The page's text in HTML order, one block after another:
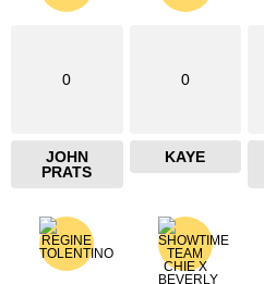
0
JOHN
PRATS
0
KAYE